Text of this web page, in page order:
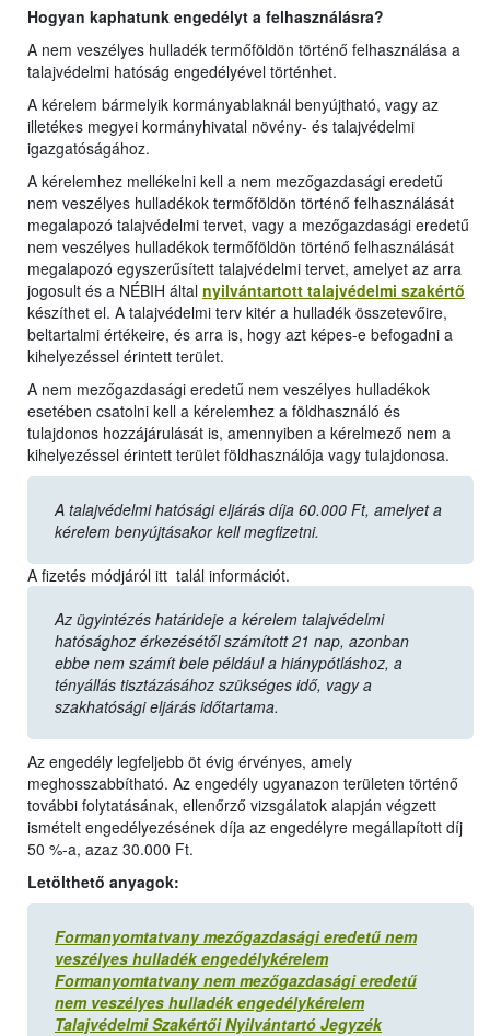
Hogyan kaphatunk engedélyt a felhasználásra?
A nem veszélyes hulladék termőföldön történő felhasználása a
talajvédelmi hatóság engedélyével történhet.
A kérelem bármelyik kormányablaknál benyújtható, vagy az
illetékes megyei kormányhivatal növény- és talajvédelmi
igazgatóságához.
A kérelemhez mellékelni kell a nem mezőgazdasági eredetű
nem veszélyes hulladékok termőföldön történő felhasználását
megalapozó talajvédelmi tervet, vagy a mezőgazdasági eredetű
nem veszélyes hulladékok termőföldön történő felhasználását
megalapozó egyszerűsített talajvédelmi tervet, amelyet az arra
jogosult és a NÉBIH által nyilvántartott talajvédelmi szakértő
készíthet el. A talajvédelmi terv kitér a hulladék összetevőire,
beltartalmi értékeire, és arra is, hogy azt képes-e befogadni a
kihelyezéssel érintett terület.
A nem mezőgazdasági eredetű nem veszélyes hulladékok
esetében csatolni kell a kérelemhez a földhasználó és
tulajdonos hozzájárulását is, amennyiben a kérelmező nem a
kihelyezéssel érintett terület földhasználója vagy tulajdonosa.
A talajvédelmi hatósági eljárás díja 60.000 Ft, amelyet a
kérelem benyújtásakor kell megfizetni.
A fizetés módjáról itt talál információt.
Az ügyintézés határideje a kérelem talajvédelmi
hatósághoz érkezésétől számított 21 nap, azonban
ebbe nem számít bele például a hiánypótláshoz, a
tényállás tisztázásához szükséges idő, vagy a
szakhatósági eljárás időtartama.
Az engedély legfeljebb öt évig érvényes, amely
meghosszabbítható. Az engedély ugyanazon területen történő
további folytatásának, ellenőrző vizsgálatok alapján végzett
ismételt engedélyezésének díja az engedélyre megállapított díj
50 %-a, azaz 30.000 Ft.
Letölthető anyagok:
Formanyomtatvany mezőgazdasági eredetű nem
veszélyes hulladék engedélykérelem
Formanyomtatvany nem mezőgazdasági eredetű
nem veszélyes hulladék engedélykérelem
Talajvédelmi Szakértői Nyilvántartó Jegyzék